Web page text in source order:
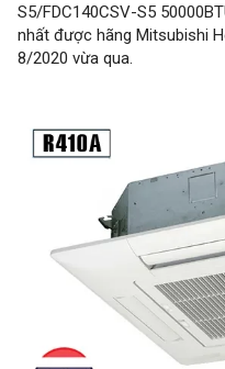
S5/FDC140CSV-S5
nhất được hãng Mitsubishi
8/2020 vừa qua.